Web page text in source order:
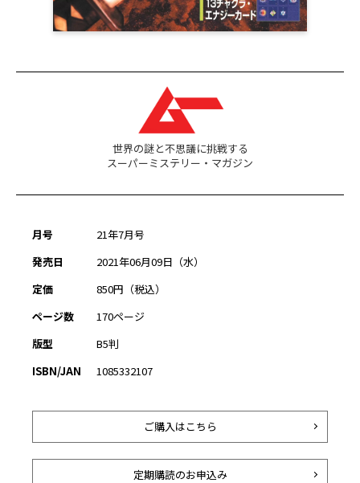
世界の謎と不思議に挑戦する
スーパーミステリー・マガジン
月号
21年7月号
発売日
2021年06月09日（水）
定価
850円（税込）
ページ数
170ページ
版型
B5判
ISBN/JAN
1085332107
ご購入はこちら
定期購読のお申込み